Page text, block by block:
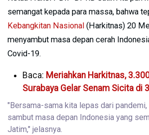
semangat kepada para massa, bahwa
Kebangkitan Nasional (Harkitnas) 20
menyambut masa depan cerah
Covid-19.
Baca: Meriahkan Harkitnas,
Surabaya Gelar Senam Sicita di
"Bersama-sama kita lepas dari
sambut masa depan Indonesia yang
Jatim," jelasnya.